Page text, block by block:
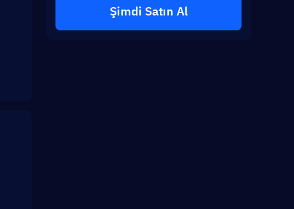
Şimdi Satın Al